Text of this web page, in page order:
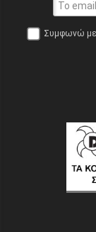
Συμφωνώ